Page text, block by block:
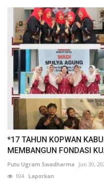
*17 TAHUN KOPWAN
MEMBANGUN FONDASI
Putu Ugram Swadharma Jun 30,
104 Laporkan